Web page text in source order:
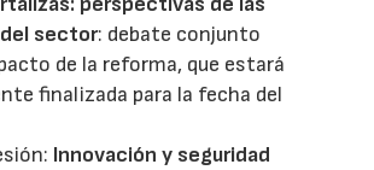
sector: debate conjunto
de la reforma, que estará
finalizada para la fecha del
Innovación y seguridad